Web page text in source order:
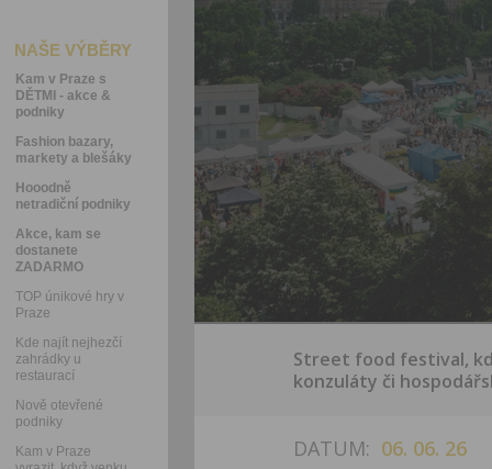
NAŠE VÝBĚRY
Kam v Praze s
DĚTMI - akce &
podniky
Fashion bazary,
markety a blešáky
Hooodně
netradiční podniky
Akce, kam se
dostanete
ZADARMO
TOP únikové hry v
Praze
Kde najít nejhezčí
zahrádky u
restaurací
Nově otevřené
podniky
Kam v Praze
Street food festival,
konzuláty či
DATUM: 06. 06. 26